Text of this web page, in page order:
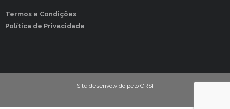
Termos e Condições
Política de Privacidade
Site desenvolvido pelo CRSI